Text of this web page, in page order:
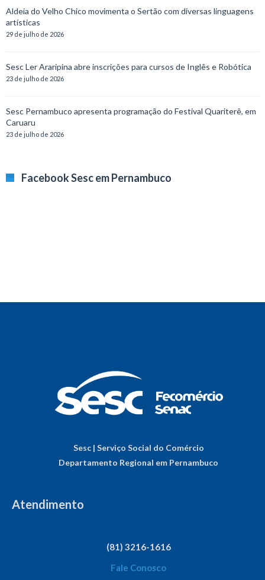
Aldeia do Velho Chico movimenta o Sertão com diversas linguagens
artísticas
29 de julho de 2026
Sesc Ler Araripina abre inscrições para cursos de Inglês e Robótica
23 de julho de 2026
Sesc Pernambuco apresenta programação do Festival Quariterê, em
Caruaru
23 de julho de 2026
Facebook Sesc em Pernambuco
Sesc | Serviço Social do Comércio
Departamento Regional em Pernambuco
Atendimento
(81) 3216-1616
Fale Conosco